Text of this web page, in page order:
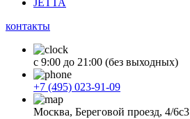
JETTA
контакты
с 9:00 до 21:00 (без выходных)
+7 (495) 023-91-09
Москва, Береговой проезд, 4/6с3